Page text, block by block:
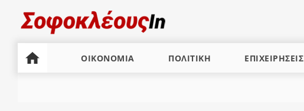
ΟΙΚΟΝΟΜΙΑ ΠΟΛΙΤΙΚΗ ΕΠΙΧΕΙΡΗΣΕΙΣ